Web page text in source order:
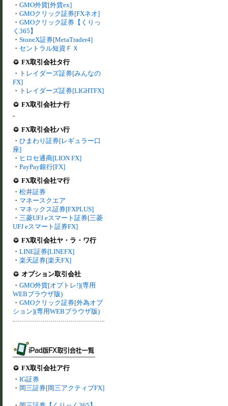
・ GMO外貨[外貨ex]
・ GMOクリック証券[FXネオ]
・ GMOクリック証券【くりっ
く365】
・ StoneX証券[MetaTrader4]
・ セントラル短資ＦＸ
FX取引会社タ行
・ トレイダーズ証券[みんなの
FX]
・ トレイダーズ証券[LIGHTFX]
FX取引会社ナ行
-
FX取引会社ハ行
・ ひまわり証券[レギュラー口
座]
・ ヒロセ通商[LION FX]
・ PayPay銀行[FX]
FX取引会社マ行
・ 松井証券
・ マネースクエア
・ マネックス証券[FXPLUS]
・ 三菱UFJ eスマート証券[三菱
UFJ eスマート証券FX]
FX取引会社ヤ・ラ・ワ行
・ LINE証券[LINEFX]
・ 楽天証券[楽天FX]
オプション取引会社
・ GMO外貨[オプトレ!](専用
WEBブラウザ版)
・ GMOクリック証券[外為オプ
ション](専用WEBブラウザ版)
FX取引会社ア行
・ IG証券
・ 岡三証券[岡三アクティブFX]